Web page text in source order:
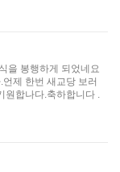
을 봉행하게 되었네요
제 한번 새교당 보러
원합나다.축하합니다 .